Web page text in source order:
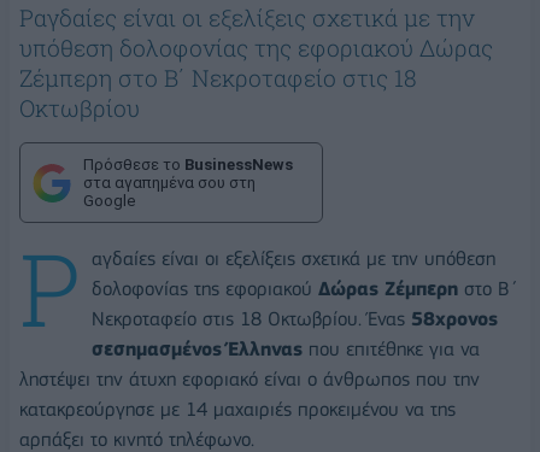
Ραγδαίες είναι οι εξελίξεις σχετικά με την
υπόθεση δολοφονίας της εφοριακού Δώρας
Ζέμπερη στο Β΄ Νεκροταφείο στις 18
Οκτωβρίου
Πρόσθεσε το BusinessNews
στα αγαπημένα σου στη
Google
Ρ
αγδαίες είναι οι εξελίξεις σχετικά με την υπόθεση
δολοφονίας της εφοριακού Δώρας Ζέμπερη στο Β΄
Νεκροταφείο στις 18 Οκτωβρίου. Ένας 58χρονος
σεσημασμένος Έλληνας που επιτέθηκε για να
ληστέψει την άτυχη εφοριακό είναι ο άνθρωπος που την
κατακρεούργησε με 14 μαχαιριές προκειμένου να της
αρπάξει το κινητό τηλέφωνο.